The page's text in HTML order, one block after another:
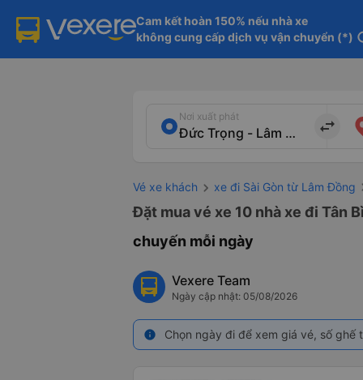
Cam kết hoàn 150% nếu nhà xe
không cung cấp dịch vụ vận chuyển (*)
Nơi xuất phát
import_export
Vé xe khách xe đi Sài Gòn từ Lâm Đồng
Đặt mua vé xe 10 nhà xe đi Tân
chuyến mỗi ngày
Vexere Team
Ngày cập nhật: 05/08/2026
info Chọn ngày đi để xem giá vé, số